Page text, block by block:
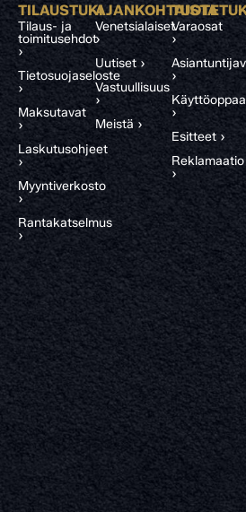
TILAUSTUKI
Tilaus- ja
toimitusehdot
›
Tietosuojaseloste
›
Maksutavat
›
Laskutusohjeet
›
Myyntiverkosto
›
Rantakatselmus
›
AJANKOHTAISTA
Venetsialaiset
›
Uutiset ›
Vastuullisuus
›
Meistä ›
Varaosat
›
›
›
Esitteet ›
Reklamaatio
›